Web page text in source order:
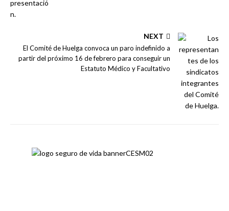
NEXT
El Comité de Huelga convoca un paro indefinido a
partir del próximo 16 de febrero para conseguir un
Estatuto Médico y Facultativo